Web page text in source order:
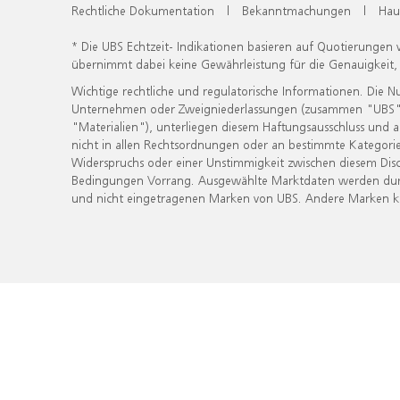
Rechtliche Dokumentation | Bekanntmachungen |
* Die UBS Echtzeit- Indikationen basieren auf
übernimmt dabei keine Gewährleistung für die
Wichtige rechtliche und regulatorische Informationen. Die
Unternehmen oder Zweigniederlassungen (zusammen
"Materialien"), unterliegen diesem Haftungsausschluss
nicht in allen Rechtsordnungen oder an bestimmte
Widerspruchs oder einer Unstimmigkeit zwischen diesem
Bedingungen Vorrang. Ausgewählte Marktdaten werden
und nicht eingetragenen Marken von UBS. Andere Marken